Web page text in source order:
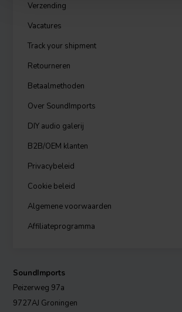
Verzending
Vacatures
Track your shipment
Retourneren
Betaalmethoden
Over SoundImports
DIY audio galerij
B2B/OEM klanten
Privacybeleid
Cookie beleid
Algemene voorwaarden
Affiliateprogramma
SoundImports
Peizerweg 97a
9727AJ Groningen